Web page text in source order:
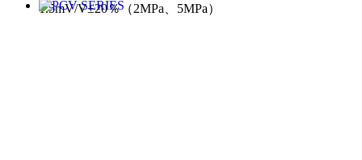
1.5mV/V±20％（2MPa、5MPa）